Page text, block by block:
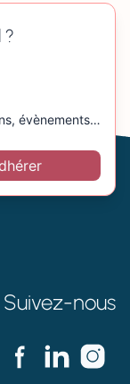
?
évènements…
Suivez-nous